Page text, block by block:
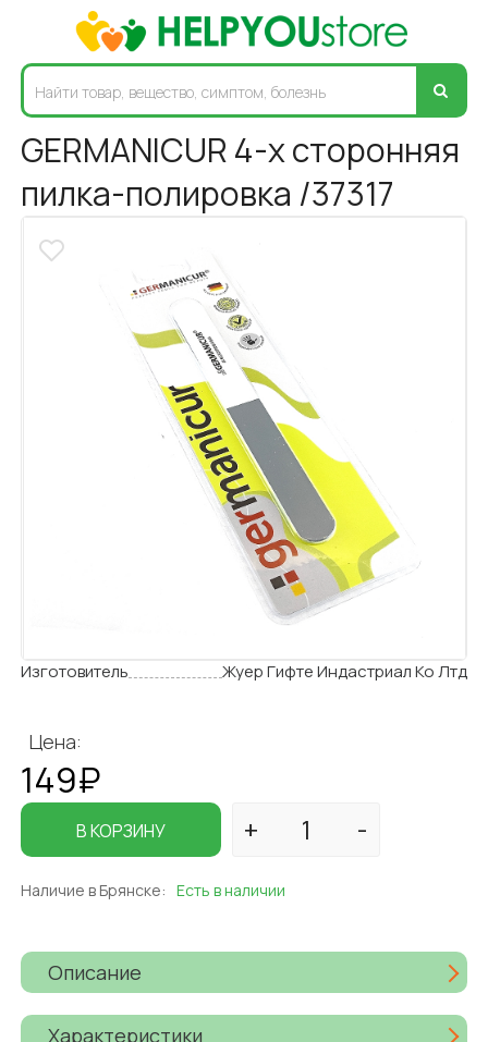
GERMANICUR 4-х сторонняя
пилка-полировка /37317
Изготовитель Жуер Гифте Индастриал Ко Лтд
Цена:
149₽
В КОРЗИНУ
Наличие в Брянске: Есть в наличии
Описание
Характеристики